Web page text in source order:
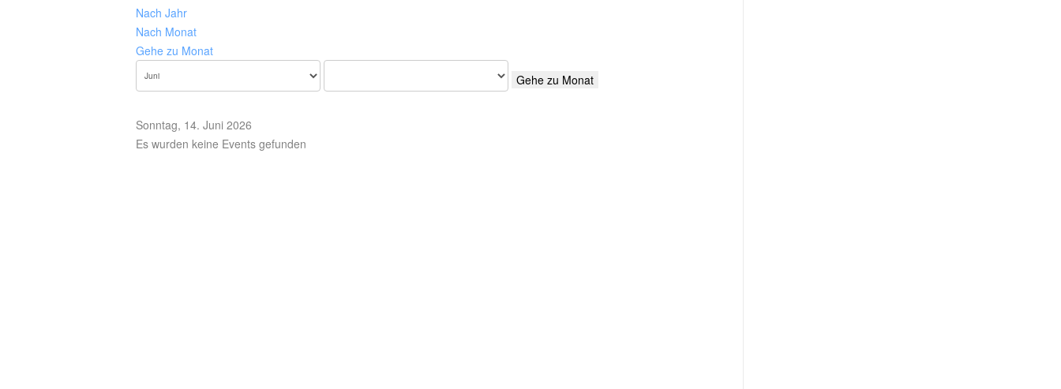
Nach Jahr
Nach Monat
Gehe zu Monat
Gehe zu Monat
Sonntag, 14. Juni 2026
Es wurden keine Events gefunden